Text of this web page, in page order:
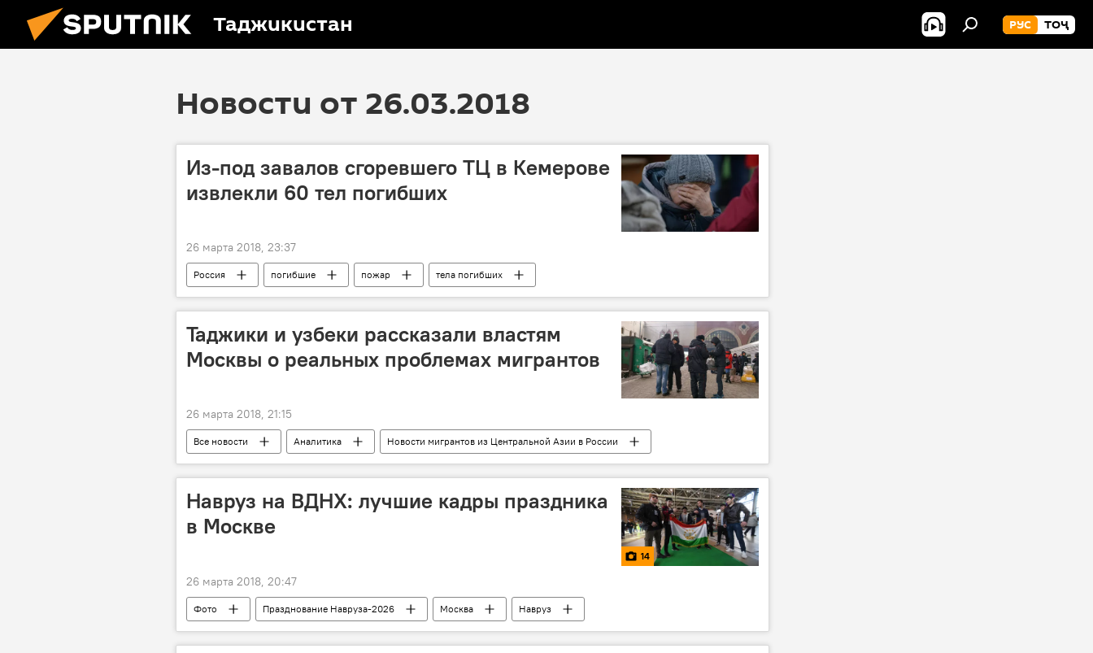
Таджикистан РУС ТОҶ
Новости от 26.03.2018
Из-под завалов сгоревшего ТЦ в Кемерове
извлекли 60 тел погибших
26 марта 2018, 23:37
Россия погибшие пожар тела погибших
Таджики и узбеки рассказали властям
Москвы о реальных проблемах мигрантов
26 марта 2018, 21:15
Все новости Аналитика
Новости мигрантов из Центральной Азии в России
Москва
Узбекистан проблемы Таджикистан МВД России
Навруз на ВДНХ: лучшие кадры праздника
в Москве
14
26 марта 2018, 20:47
Фото Празднование Навруза-2026 Москва Навруз